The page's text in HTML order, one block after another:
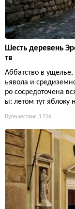
Шесть деревень
тв
Аббатство в ущелье,
ьявола и
ро сосредоточена
ы: летом тут яблоку
Путешествия 3 726